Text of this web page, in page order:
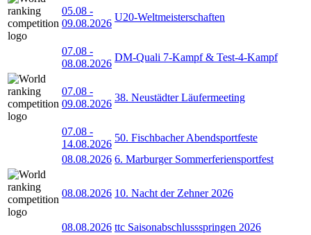
05.08 -
09.08.2026
U20-Weltmeisterschaften
07.08 -
08.08.2026
DM-Quali 7-Kampf & Test-4-Kampf
07.08 -
09.08.2026
38. Neustädter Läufermeeting
07.08 -
14.08.2026
50. Fischbacher Abendsportfeste
08.08.2026 6. Marburger Sommerferiensportfest
08.08.2026 10. Nacht der Zehner 2026
08.08.2026 ttc Saisonabschlussspringen 2026